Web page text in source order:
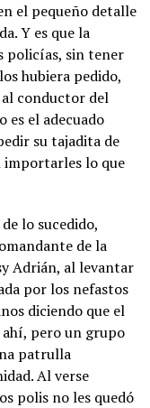
el pequeño detalle
Y es que la
policías, sin tener
hubiera pedido,
conductor del
el adecuado
su tajadita de
importarles lo que
lo sucedido,
de la
Adrián, al levantar
por los nefastos
diciendo que el
pero un grupo
patrulla
Al verse
polis no les quedó